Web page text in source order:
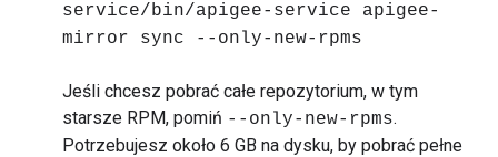
service/bin/apigee-service apigee-
mirror sync --only-new-rpms
Jeśli chcesz pobrać całe repozytorium, w tym
starsze RPM, pomiń --only-new-rpms.
Potrzebujesz około 6 GB na dysku, by pobrać pełne